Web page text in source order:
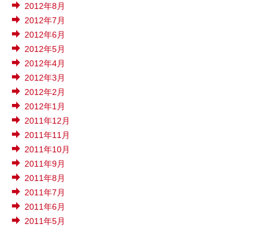
2012年8月
2012年7月
2012年6月
2012年5月
2012年4月
2012年3月
2012年2月
2012年1月
2011年12月
2011年11月
2011年10月
2011年9月
2011年8月
2011年7月
2011年6月
2011年5月